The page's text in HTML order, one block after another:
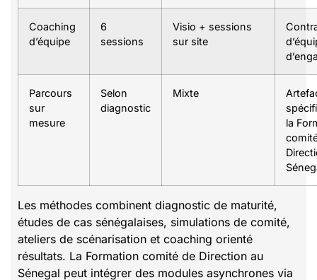
Coaching
d’équipe
6
sessions
Visio + sessions
sur site
Parcours
sur
mesure
Selon
diagnostic
Mixte
la
Les méthodes combinent diagnostic de maturité,
études de cas sénégalaises, simulations de comité,
ateliers de scénarisation et coaching orienté
résultats. La Formation comité de Direction au
Sénegal peut intégrer des modules asynchrones via